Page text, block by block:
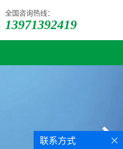
全国咨询热线：
13971392419
联系方式